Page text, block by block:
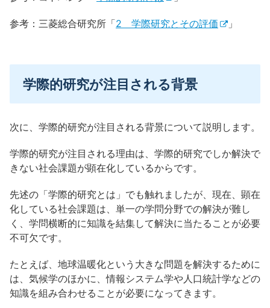
参考：三菱総合研究所「2 学際研究とその評価 」
学際的研究が注目される背景
次に、学際的研究が注目される背景について説明します。
学際的研究が注目される理由は、学際的研究でしか解決で
きない社会課題が顕在化しているからです。
先述の「学際的研究とは」でも触れましたが、現在、顕在
化している社会課題は、単一の学問分野での解決が難し
く、学問横断的に知識を結集して解決に当たることが必要
不可欠です。
たとえば、地球温暖化という大きな問題を解決するために
は、気候学のほかに、情報システム学や人口統計学などの
知識を組み合わせることが必要になってきます。